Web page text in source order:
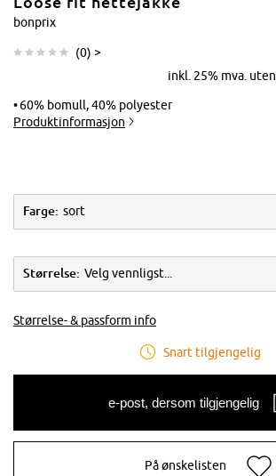
bonprix
(0) >
inkl. 25% mva. uten
60% bomull, 40% polyester
Produktinformasjon
Farge: sort
Størrelse: Velg vennligst...
Størrelse- & passform info
Snart tilgjengelig
e-post, dersom tilgjengelig
På ønskelisten